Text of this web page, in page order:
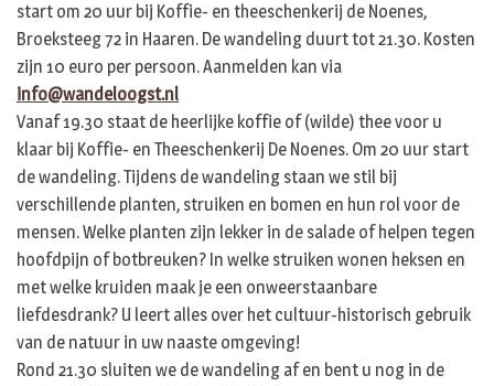
start om 20 uur bij Koffie- en theeschenkerij de Noenes,
Broeksteeg 72 in Haaren. De wandeling duurt tot 21.30. Kosten
zijn 10 euro per persoon. Aanmelden kan via
info@wandeloogst.nl
Vanaf 19.30 staat de heerlijke koffie of (wilde) thee voor u
klaar bij Koffie- en Theeschenkerij De Noenes. Om 20 uur start
de wandeling. Tijdens de wandeling staan we stil bij
verschillende planten, struiken en bomen en hun rol voor de
mensen. Welke planten zijn lekker in de salade of helpen tegen
hoofdpijn of botbreuken? In welke struiken wonen heksen en
met welke kruiden maak je een onweerstaanbare
liefdesdrank? U leert alles over het cultuur-historisch gebruik
van de natuur in uw naaste omgeving!
Rond 21.30 sluiten we de wandeling af en bent u nog in de